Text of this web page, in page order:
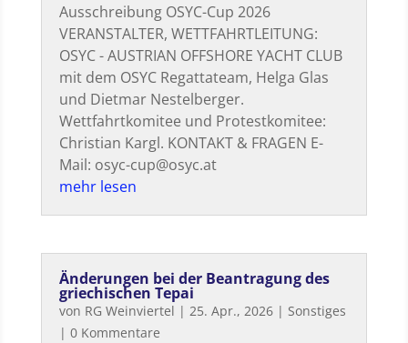
Ausschreibung OSYC-Cup 2026
VERANSTALTER, WETTFAHRTLEITUNG:
OSYC - AUSTRIAN OFFSHORE YACHT CLUB
mit dem OSYC Regattateam, Helga Glas
und Dietmar Nestelberger.
Wettfahrtkomitee und Protestkomitee:
Christian Kargl. KONTAKT & FRAGEN E-
Mail: osyc-cup@osyc.at
mehr lesen
Änderungen bei der Beantragung des
griechischen Tepai
von RG Weinviertel | 25. Apr., 2026| Sonstiges
| 0 Kommentare